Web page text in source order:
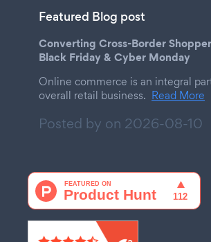
Featured Blog post
Converting Cross-Border
Black Friday & Cyber Monday
Online commerce is an integral
overall retail business. Read More
Posted by on 2026-08-10